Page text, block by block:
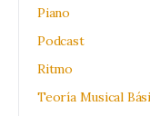
Piano
Podcast
Ritmo
Teoría Musical